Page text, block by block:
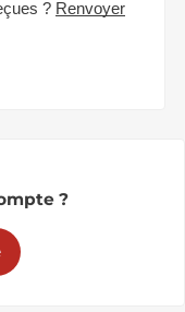
? Renvoyer
?